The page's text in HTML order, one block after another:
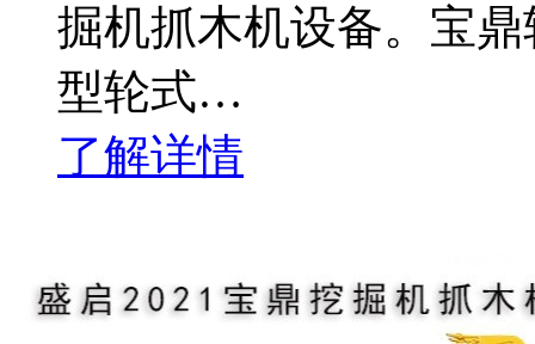
掘机抓木机设备。宝
型轮式…
了解详情